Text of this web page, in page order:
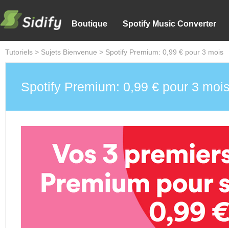
Boutique Spotify Music Converter
Tutoriels > Sujets Bienvenue > Spotify Premium: 0,99 € pour 3 mois
Spotify Premium: 0,99 € pour 3